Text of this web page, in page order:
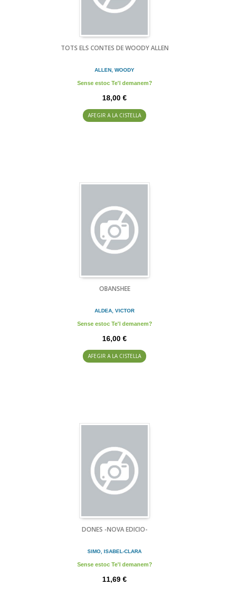
TOTS ELS CONTES DE WOODY ALLEN
ALLEN, WOODY
Sense estoc Te'l demanem?
18,00 €
AFEGIR A LA CISTELLA
OBANSHEE
ALDEA, VICTOR
Sense estoc Te'l demanem?
16,00 €
AFEGIR A LA CISTELLA
DONES -NOVA EDICIO-
SIMO, ISABEL-CLARA
Sense estoc Te'l demanem?
11,69 €